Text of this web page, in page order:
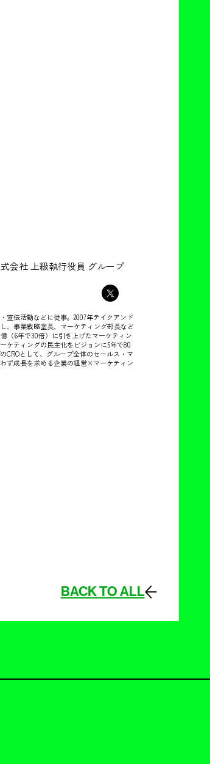
会社 上級執行役員 グループ
宣伝活動などに従事。2007年テイクアンド
、事業戦略室長、マーケティング部長など
（6年で30倍）に引き上げたマーケティン
ケティングの民主化をビジョンに5年で80
CROとして、グループ全体のセールス・マ
ず成長を求める企業の経営×マーケティン
BACK TO ALL